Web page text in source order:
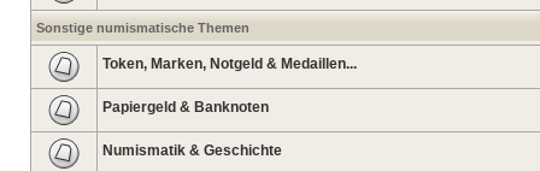
Sonstige numismatische Themen
Token, Marken, Notgeld & Medaillen...
Papiergeld & Banknoten
Numismatik & Geschichte